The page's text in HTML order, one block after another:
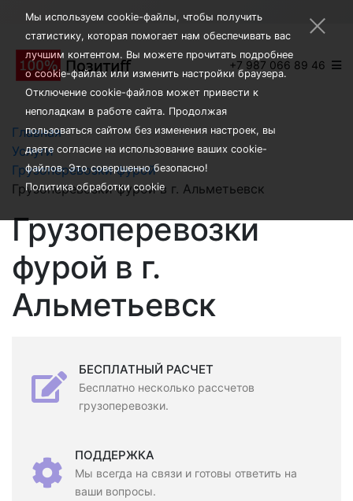
+7 987 066 89 46
×
Главная
Услуги
Грузоперевозки фурой
Грузоперевозки фурой в г. Альметьевск
Грузоперевозки
фурой в г.
Альметьевск
БЕСПЛАТНЫЙ РАСЧЕТ
Бесплатно несколько рассчетов
грузоперевозки.
ПОДДЕРЖКА
Мы всегда на связи и готовы ответить на
ваши вопросы.
Мы используем cookie-файлы, чтобы получить
статистику, которая помогает нам обеспечивать вас
лучшим контентом. Вы можете прочитать подробнее
о cookie-файлах или изменить настройки браузера.
Отключение cookie-файлов может привести к
неполадкам в работе сайта. Продолжая
пользоваться сайтом без изменения настроек, вы
даете согласие на использование ваших cookie-
файлов. Это совершенно безопасно!
Политика обработки cookie